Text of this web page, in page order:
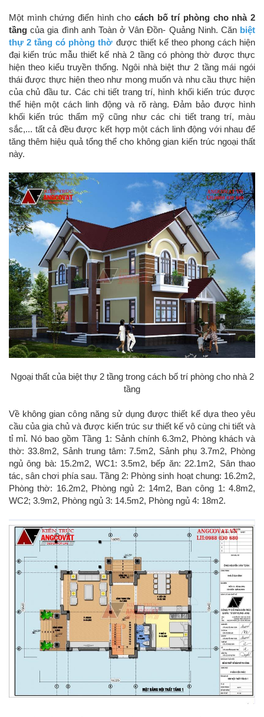
Một mình chứng điển hình cho cách bố trí phòng cho nhà 2
tầng của gia đình anh Toàn ở Vân Đồn- Quảng Ninh. Căn biệt
thự 2 tầng có phòng thờ được thiết kế theo phong cách hiện
đại kiến trúc mẫu thiết kế nhà 2 tầng có phòng thờ được thực
hiện theo kiểu truyền thống. Ngôi nhà biệt thư 2 tầng mái ngói
thái được thực hiện theo như mong muốn và nhu cầu thực hiện
của chủ đầu tư. Các chi tiết trang trí, hình khối kiến trúc được
thể hiện một cách linh động và rõ ràng. Đảm bảo được hình
khối kiến trúc thẩm mỹ cũng như các chi tiết trang trí, màu
sắc,... tất cả đều được kết hợp một cách linh động với nhau để
tăng thêm hiệu quả tổng thể cho không gian kiến trúc ngoại thất
này.
Ngoại thất của biệt thự 2 tầng trong cách bố trí phòng cho nhà 2
tầng
Về không gian công năng sử dụng được thiết kế dựa theo yêu
cầu của gia chủ và được kiến trúc sư thiết kế vô cùng chi tiết và
tỉ mỉ. Nó bao gồm Tầng 1: Sảnh chính 6.3m2, Phòng khách và
thờ: 33.8m2, Sảnh trung tâm: 7.5m2, Sảnh phụ 3.7m2, Phòng
ngủ ông bà: 15.2m2, WC1: 3.5m2, bếp ăn: 22.1m2, Sân thao
tác, sân chơi phía sau. Tầng 2: Phòng sinh hoạt chung: 16.2m2,
Phòng thờ: 16.2m2, Phòng ngủ 2: 14m2, Ban công 1: 4.8m2,
WC2; 3.9m2, Phòng ngủ 3: 14.5m2, Phòng ngủ 4: 18m2.